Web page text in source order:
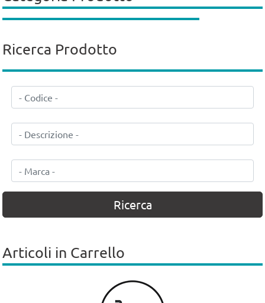
Ricerca Prodotto
Articoli in Carrello